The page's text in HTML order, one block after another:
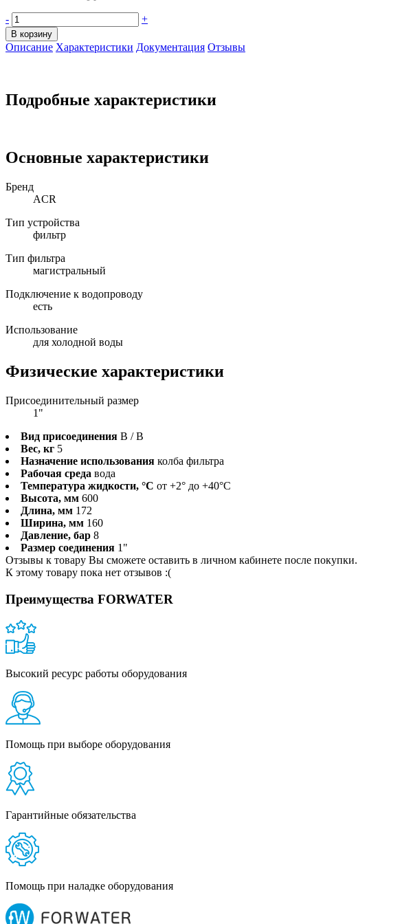
- +
В корзину
Описание Характеристики Документация Отзывы
Подробные характеристики
Основные характеристики
Бренд
ACR
Тип устройства
фильтр
Тип фильтра
магистральный
Подключение к водопроводу
есть
Использование
для холодной воды
Физические характеристики
Присоединительный размер
1"
Вид присоединения В / В
Вес, кг 5
Назначение использования колба фильтра
Рабочая среда вода
Температура жидкости, °С от +2° до +40°C
Высота, мм 600
Длина, мм 172
Ширина, мм 160
Давление, бар 8
Размер соединения 1"
Отзывы к товару Вы сможете оставить в личном кабинете после покупки.
К этому товару пока нет отзывов :(
Преимущества FORWATER
Высокий ресурс работы оборудования
Помощь при выборе оборудования
Гарантийные обязательства
Помощь при наладке оборудования